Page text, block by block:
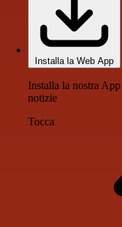
Installa la Web App
Installa la nostra
notizie
Tocca